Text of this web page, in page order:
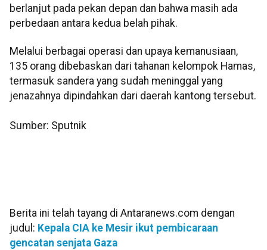
berlanjut pada pekan depan dan bahwa masih ada
perbedaan antara kedua belah pihak.
Melalui berbagai operasi dan upaya kemanusiaan,
135 orang dibebaskan dari tahanan kelompok Hamas,
termasuk sandera yang sudah meninggal yang
jenazahnya dipindahkan dari daerah kantong tersebut.
Sumber: Sputnik
Berita ini telah tayang di Antaranews.com dengan
judul: Kepala CIA ke Mesir ikut pembicaraan
gencatan senjata Gaza